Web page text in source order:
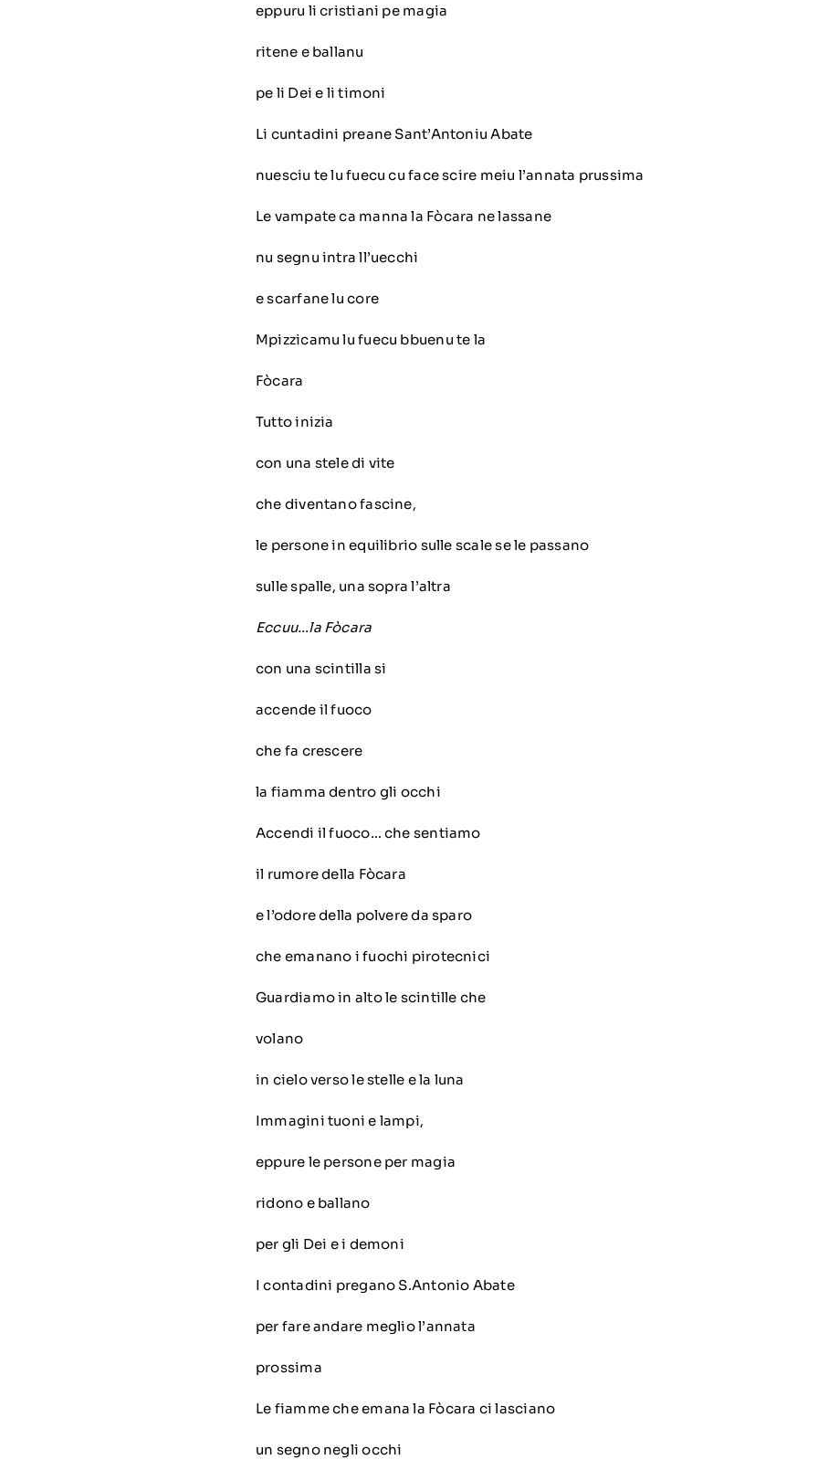
eppuru li cristiani pe magia
ritene e ballanu
pe li Dei e li timoni
Li cuntadini preane Sant’Antoniu Abate
nuesciu te lu fuecu cu face scire meiu l’annata prussima
Le vampate ca manna la Fòcara ne lassane
nu segnu intra ll’uecchi
e scarfane lu core
Mpizzicamu lu fuecu bbuenu te la
Fòcara
Tutto inizia
con una stele di vite
che diventano fascine,
le persone in equilibrio sulle scale se le passano
sulle spalle, una sopra l’altra
Eccuu…la Fòcara
con una scintilla si
accende il fuoco
che fa crescere
la fiamma dentro gli occhi
Accendi il fuoco… che sentiamo
il rumore della Fòcara
e l’odore della polvere da sparo
che emanano i fuochi pirotecnici
Guardiamo in alto le scintille che
volano
in cielo verso le stelle e la luna
Immagini tuoni e lampi,
eppure le persone per magia
ridono e ballano
per gli Dei e i demoni
I contadini pregano S.Antonio Abate
per fare andare meglio l’annata
prossima
Le fiamme che emana la Fòcara ci lasciano
un segno negli occhi